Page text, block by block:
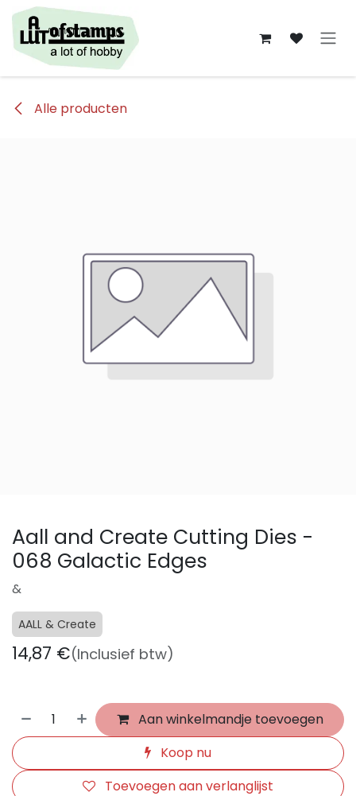
Overslaan naar inhoud
Alle producten
Aall and Create Cutting Dies -
068 Galactic Edges
&
AALL & Create
14,87 €(Inclusief btw)
Aan winkelmandje toevoegen
Koop nu
Toevoegen aan verlanglijst